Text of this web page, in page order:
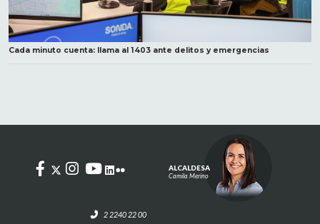
Cada minuto cuenta: llama al 1403 ante delitos y emergencias
2 2240 22 00
ALCALDESA
Camila Merino